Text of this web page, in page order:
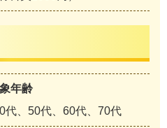
年齢
代、50代、60代、70代